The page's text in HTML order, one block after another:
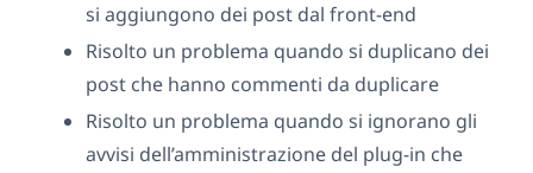
si aggiungono dei post dal front-end
Risolto un problema quando si duplicano dei
post che hanno commenti da duplicare
Risolto un problema quando si ignorano gli
avvisi dell’amministrazione del plug-in che